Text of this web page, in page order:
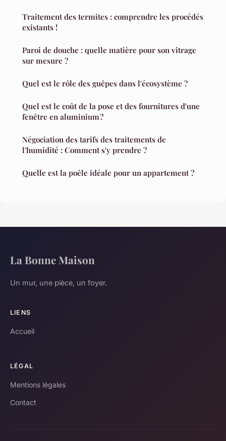
Traitement des termites : comprendre les procédés
existants !
Paroi de douche : quelle matière pour son vitrage
sur mesure ?
Quel est le rôle des guêpes dans l'écosystème ?
Quel est le coût de la pose et des fournitures d'une
fenêtre en aluminium ?
Négociation des tarifs des traitements de
l'humidité : Comment s'y prendre ?
Quelle est la poêle idéale pour un appartement ?
La Bonne Maison
Un mur, une pièce, un foyer.
LIENS
Accueil
LÉGAL
Mentions légales
Contact